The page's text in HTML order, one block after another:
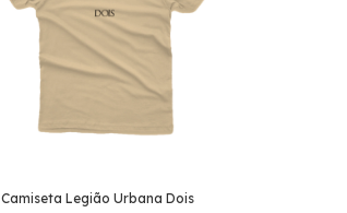
Camiseta Legião Urbana Dois